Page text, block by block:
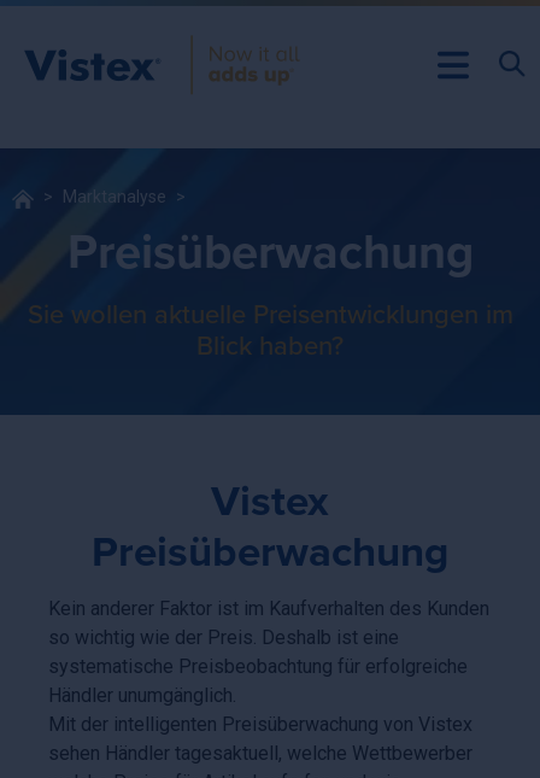
Marktanalyse
Preisüberwachung
Sie wollen aktuelle Preisentwicklungen im
Blick haben?
Vistex
Preisüberwachung
Kein anderer Faktor ist im Kaufverhalten des Kunden
so wichtig wie der Preis. Deshalb ist eine
systematische Preisbeobachtung für erfolgreiche
Händler unumgänglich.
Mit der intelligenten Preisüberwachung von Vistex
sehen Händler tagesaktuell, welche Wettbewerber